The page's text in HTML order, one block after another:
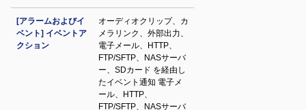
[アラームおよびイ
ベント] イベントア
クション
オーディオクリップ、カ
メラリンク、外部出力、
電子メール、HTTP、
FTP/SFTP、NASサーバ
ー、SDカード を経由し
たイベント通知 電子メ
ール、HTTP、
FTP/SFTP、NASサーバ